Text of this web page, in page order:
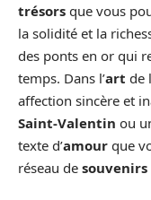
trésors que vous
la solidité et la
des ponts en or qui
temps. Dans l’art de
affection sincère et
Saint-Valentin ou
texte d’amour que
réseau de souvenirs